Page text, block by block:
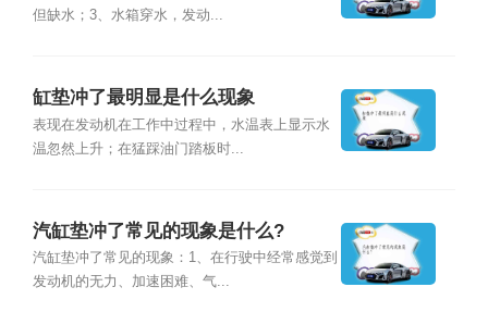
但缺水；3、水箱穿水，发动...
缸垫冲了最明显是什么现象
表现在发动机在工作中过程中，水温表上显示水
温忽然上升；在猛踩油门踏板时...
汽缸垫冲了常见的现象是什么?
汽缸垫冲了常见的现象：1、在行驶中经常感觉到
发动机的无力、加速困难、气...